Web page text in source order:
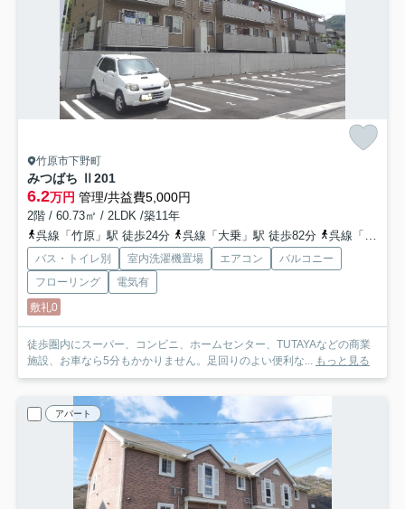
竹原市下野町
みつばち Ⅱ 201
6.2万円 管理/共益費5,000円
2階 / 60.73㎡ / 2LDK /築11年
呉線「竹原」駅 徒歩24分
呉線「大乗」駅 徒歩82分 呉線「吉名」駅 車14分 6.4km
バス・トイレ別 室内洗濯機置場 エアコン
バルコニー
フローリング
電気有
敷礼0
徒歩圏内にスーパー、コンビニ、ホームセンター、TUTAYAなどの商業
施設、お車なら5分もかかりません。足回りのよい便利な... もっと見る
アパート